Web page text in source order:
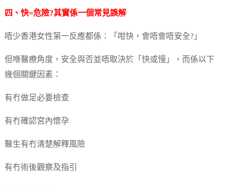
四、快=危險?其實係一個常見誤解
唔少香港女性第一反應都係：「咁快，會唔會唔安全?」
但喺醫療角度，安全與否並唔取決於「快或慢」，而係以下
幾個關鍵因素：
有冇做足必要檢查
有冇確認宮內懷孕
醫生有冇清楚解釋風險
有冇術後觀察及指引